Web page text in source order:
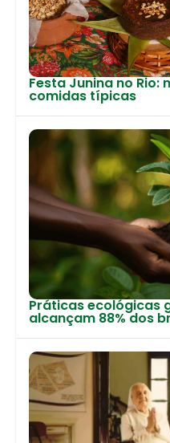
Festa Junina no Rio:
comidas típicas
Práticas ecológicas
alcançam 88% dos